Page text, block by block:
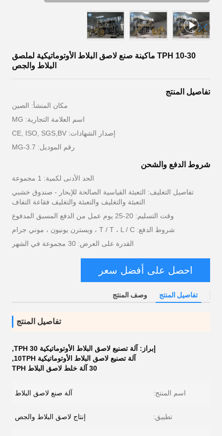
10-30 TPH ماكينة صنع لاصق البلاط الأوتوماتيكية لملصق
البلاط والجص
تفاصيل المنتج
مكان المنشأ: الصين
اسم العلامة التجارية: MG
إصدار الشهادات: CE, ISO, SGS,BV
رقم الموديل: MG-3.7
شروط الدفع والشحن
الحد الأدنى لكمية: 1 مجموعة
تفاصيل التغليف: التعبئة القياسية الصالحة للإبحار - صندوق خشبي
التعبئة والتغليف والتعبئة والتغليف فقاعة التفاف
وقت التسليم: 20-25 يوم عمل من الدفع المسبق المدفوع
شروط الدفع: T / T ، L / C ، ويسترن يونيون ، موني جرام
القدرة على العرض: 30 مجموعة في الشهر
احصل على أفضل سعر
تفاصيل المنتج وصف المنتج
تفاصيل المنتج
إبراز: آلة تصنيع لاصق البلاط الأوتوماتيكية 30 TPH
,
آلة تصنيع لاصق البلاط الأوتوماتيكية 10TPH
,
30 آلة خلط لاصق البلاط TPH
اسم المنتج: آلة صنع لاصق البلاط
تطبيق: إنتاج لاصق البلاط والجص